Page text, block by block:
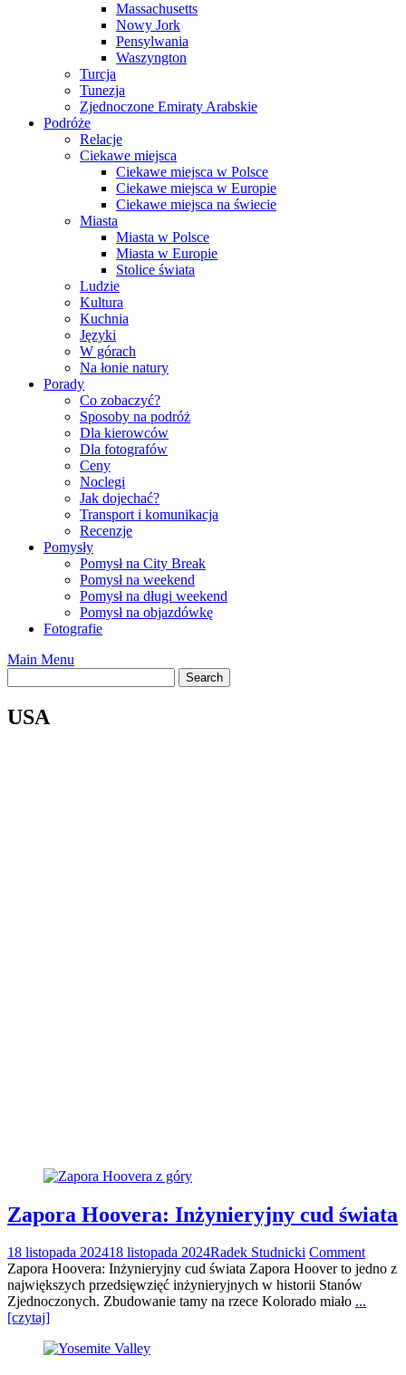
Massachusetts
Nowy Jork
Pensylwania
Waszyngton
Turcja
Tunezja
Zjednoczone Emiraty Arabskie
Podróże
Relacje
Ciekawe miejsca
Ciekawe miejsca w Polsce
Ciekawe miejsca w Europie
Ciekawe miejsca na świecie
Miasta
Miasta w Polsce
Miasta w Europie
Stolice świata
Ludzie
Kultura
Kuchnia
Języki
W górach
Na łonie natury
Porady
Co zobaczyć?
Sposoby na podróż
Dla kierowców
Dla fotografów
Ceny
Noclegi
Jak dojechać?
Transport i komunikacja
Recenzje
Pomysły
Pomysł na City Break
Pomysł na weekend
Pomysł na długi weekend
Pomysł na objazdówkę
Fotografie
Main Menu
USA
Zapora Hoovera: Inżynieryjny cud świata
18 listopada 202418 listopada 2024Radek Studnicki Comment
Zapora Hoovera: Inżynieryjny cud świata Zapora Hoover to jedno z
największych przedsięwzięć inżynieryjnych w historii Stanów
Zjednoczonych. Zbudowanie tamy na rzece Kolorado miało ...
[czytaj]